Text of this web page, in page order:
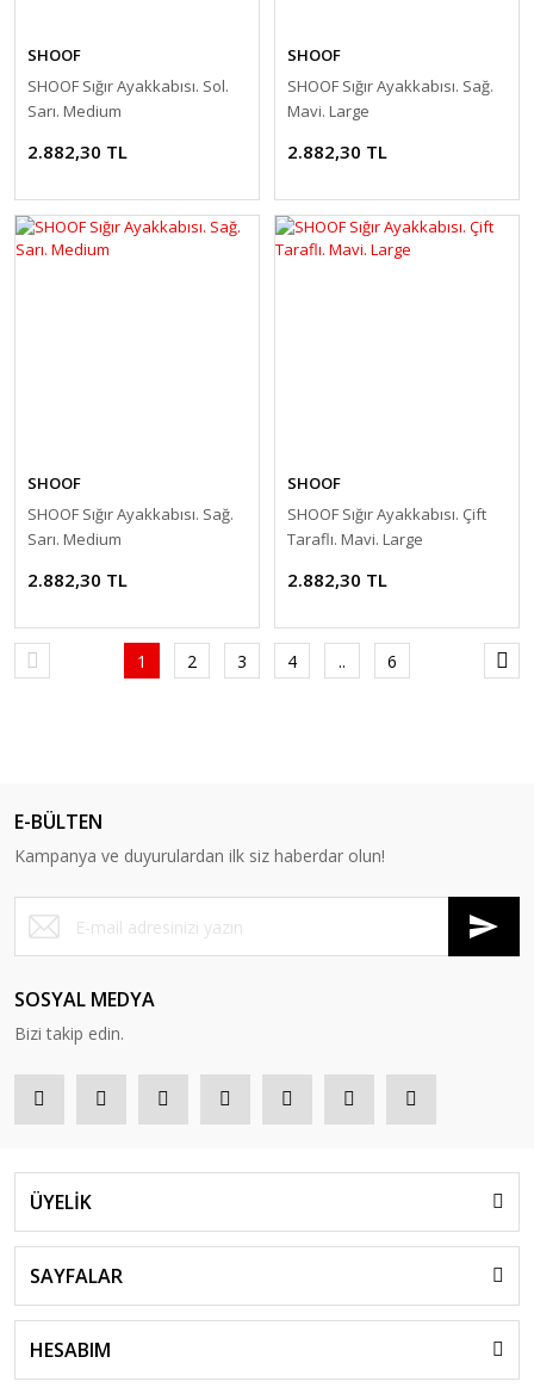
SHOOF
SHOOF Sığır Ayakkabısı. Sol.
Sarı. Medium
2.882,30 TL
SHOOF
SHOOF Sığır Ayakkabısı. Sağ.
Mavi. Large
2.882,30 TL
SHOOF
SHOOF Sığır Ayakkabısı. Sağ.
Sarı. Medium
2.882,30 TL
SHOOF
SHOOF Sığır Ayakkabısı. Çift
Taraflı. Mavi. Large
2.882,30 TL
1 2 3 4 .. 6
E-BÜLTEN
Kampanya ve duyurulardan ilk siz haberdar olun!
SOSYAL MEDYA
Bizi takip edin.
ÜYELİK
SAYFALAR
HESABIM